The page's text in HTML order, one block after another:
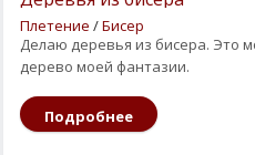
Плетение /Бисер
Делаю деревья из бисера. Это
дерево моей фантазии.
Подробнее